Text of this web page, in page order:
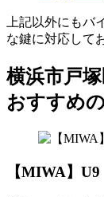
上記以外にもバ
な鍵に対応して
横浜市戸
おすすめ
【MIWA】U9